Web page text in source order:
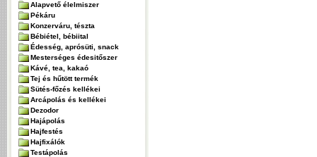
Alapvető élelmiszer
Pékáru
Konzerváru, tészta
Bébiétel, bébiital
Édesség, aprósüti, snack
Mesterséges édesitőszer
Kávé, tea, kakaó
Tej és hűtött termék
Sütés-főzés kellékei
Arcápolás és kellékei
Dezodor
Hajápolás
Hajfestés
Hajfixálók
Testápolás